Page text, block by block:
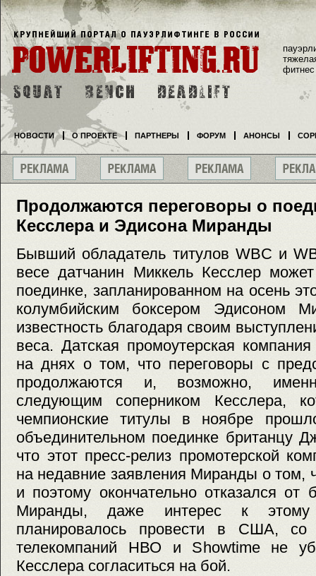
Продолжаются переговоры о
Кесслера и Эдисона Миранды
Бывший обладатель титулов WBC и
весе датчанин Миккель Кесслер
поединке, запланированном на осень
колумбийским боксером Эдисоном
известность благодаря своим
веса. Датская промоутерская
на днях о том, что переговоры с
продолжаются и, возможно,
следующим соперником Кесслера,
чемпионские титулы в ноябре
объединительном поединке британцу
что этот пресс-релиз промотерской
на недавние заявления Миранды о том,
и поэтому окончательно отказался
Миранды, даже интерес к этому
планировалось провести в США, со
телекомпаний НВО и Showtime не
Кесслера согласиться на бой.
фитнес
НОВОСТИ О ПРОЕКТЕ ПАРТНЕРЫ ФОРУМ АНОНСЫ